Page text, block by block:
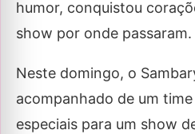
humor, conquistou
show por onde passaram.
Neste domingo, o
acompanhado de um
especiais para um show